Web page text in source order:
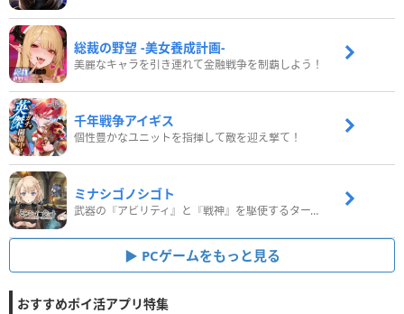
総裁の野望 -美女養成計画-
美麗なキャラを引き連れて金融戦争を制覇しよう！
千年戦争アイギス
個性豊かなユニットを指揮して敵を迎え撃て！
ミナシゴノシゴト
武器の『アビリティ』と『戦神』を駆使するターン制コマンドバトルRPG！
PCゲームをもっと見る
おすすめポイ活アプリ特集